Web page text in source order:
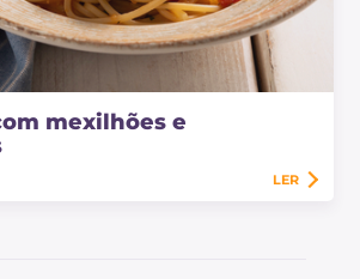
mexilhões e
LER